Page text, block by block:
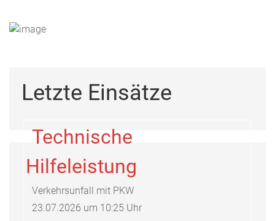
Letzte Einsätze
Technische
Hilfeleistung
Verkehrsunfall mit PKW
23.07.2026 um 10:25 Uhr